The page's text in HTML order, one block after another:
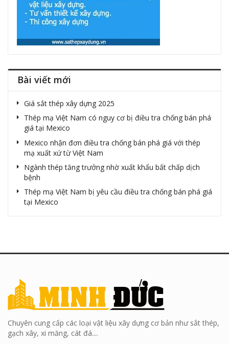
Bài viết mới
Giá sắt thép xây dựng 2025
Thép mạ Việt Nam có nguy cơ bị điều tra chống bán phá
giá tại Mexico
Mexico nhận đơn điều tra chống bán phá giá với thép
mạ xuất xứ từ Việt Nam
Ngành thép tăng trưởng nhờ xuất khẩu bất chấp dịch
bệnh
Thép mạ Việt Nam bị yêu cầu điều tra chống bán phá giá
tại Mexico
Chuyên cung cấp các loại vật liệu xây dựng cơ bản như sắt thép,
gạch xây, xi măng, cát đá....